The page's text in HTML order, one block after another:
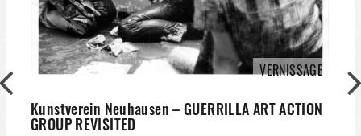
VERNISSAGE
Kunstverein Neuhausen – GUERRILLA ART ACTION
GROUP REVISITED